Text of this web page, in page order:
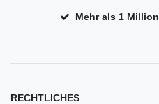
Mehr als 1
RECHTLICHES